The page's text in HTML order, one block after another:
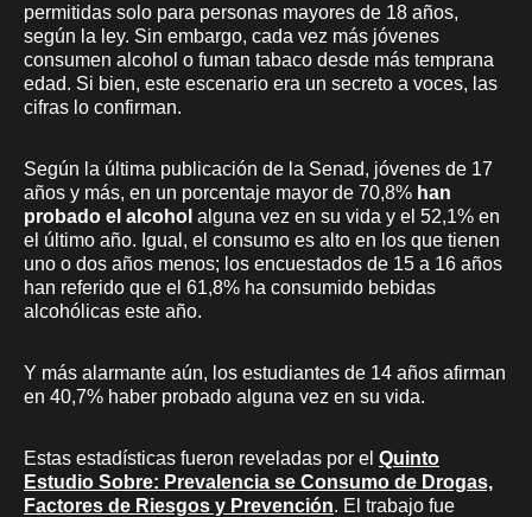
permitidas solo para personas mayores de 18 años,
según la ley. Sin embargo, cada vez más jóvenes
consumen alcohol o fuman tabaco desde más temprana
edad. Si bien, este escenario era un secreto a voces, las
cifras lo confirman.
Según la última publicación de la Senad, jóvenes de 17
años y más, en un porcentaje mayor de 70,8% han
probado el alcohol alguna vez en su vida y el 52,1% en
el último año. Igual, el consumo es alto en los que tienen
uno o dos años menos; los encuestados de 15 a 16 años
han referido que el 61,8% ha consumido bebidas
alcohólicas este año.
Y más alarmante aún, los estudiantes de 14 años afirman
en 40,7% haber probado alguna vez en su vida.
Estas estadísticas fueron reveladas por el Quinto
Estudio Sobre: Prevalencia se Consumo de Drogas,
Factores de Riesgos y Prevención. El trabajo fue